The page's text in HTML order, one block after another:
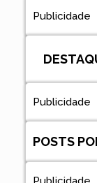
Publicidade
Publicidade
POSTS